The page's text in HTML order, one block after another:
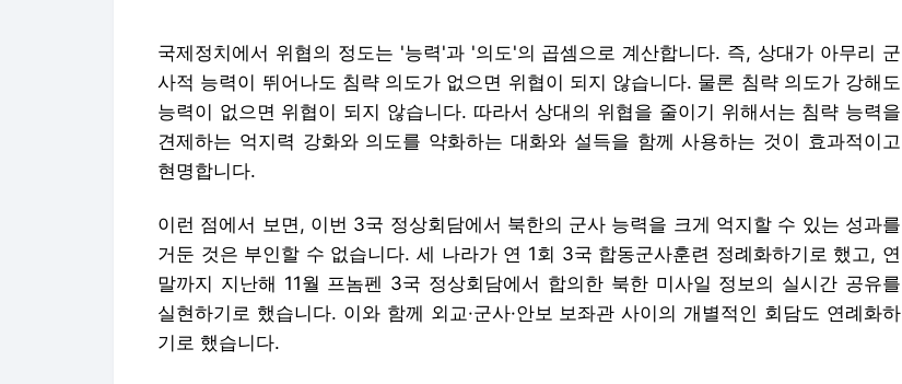
국제정치에서 위협의 정도는 '능력'과 '의도'의 곱셈으로 계산합니다. 즉, 상대가 아무리 군
사적 능력이 뛰어나도 침략 의도가 없으면 위협이 되지 않습니다. 물론 침략 의도가 강해도
능력이 없으면 위협이 되지 않습니다. 따라서 상대의 위협을 줄이기 위해서는 침략 능력을
견제하는 억지력 강화와 의도를 약화하는 대화와 설득을 함께 사용하는 것이 효과적이고
현명합니다.
이런 점에서 보면, 이번 3국 정상회담에서 북한의 군사 능력을 크게 억지할 수 있는 성과를
거둔 것은 부인할 수 없습니다. 세 나라가 연 1회 3국 합동군사훈련 정례화하기로 했고, 연
말까지 지난해 11월 프놈펜 3국 정상회담에서 합의한 북한 미사일 정보의 실시간 공유를
실현하기로 했습니다. 이와 함께 외교·군사·안보 보좌관 사이의 개별적인 회담도 연례화하
기로 했습니다.